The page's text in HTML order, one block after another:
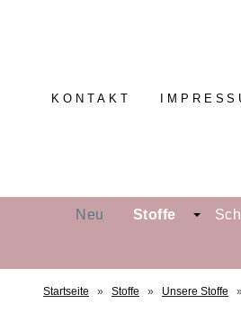
KONTAKT
Neu Stoffe
Startseite » Stoffe » Unsere Stoffe